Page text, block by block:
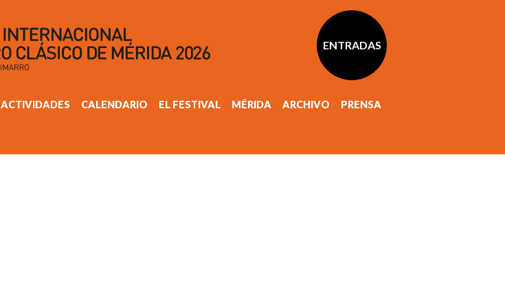
ENTRADAS
ACTIVIDADES CALENDARIO EL FESTIVAL MÉRIDA ARCHIVO PRENSA